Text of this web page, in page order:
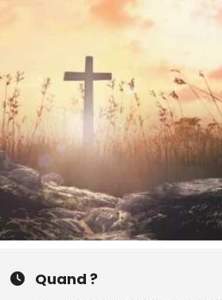
Quand ?